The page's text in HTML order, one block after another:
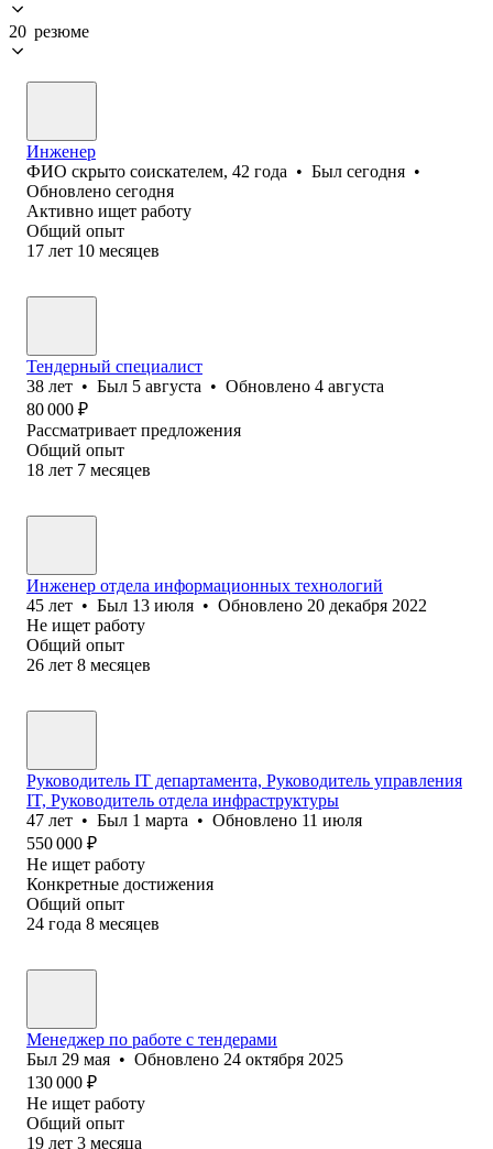
20 резюме
Инженер
ФИО скрыто соискателем, 42 года • Был сегодня •
Обновлено сегодня
Активно ищет работу
Общий опыт
17 лет 10 месяцев
Тендерный специалист
38 лет • Был 5 августа • Обновлено 4 августа
80 000 ₽
Рассматривает предложения
Общий опыт
18 лет 7 месяцев
Инженер отдела информационных технологий
45 лет • Был 13 июля • Обновлено 20 декабря 2022
Не ищет работу
Общий опыт
26 лет 8 месяцев
Руководитель IT департамента, Руководитель управления
IT, Руководитель отдела инфраструктуры
47 лет • Был 1 марта • Обновлено 11 июля
550 000 ₽
Не ищет работу
Конкретные достижения
Общий опыт
24 года 8 месяцев
Менеджер по работе с тендерами
Был 29 мая • Обновлено 24 октября 2025
130 000 ₽
Не ищет работу
Общий опыт
19 лет 3 месяца